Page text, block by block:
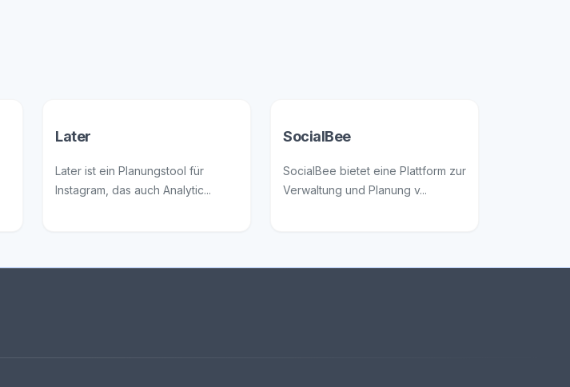
Later
Later ist ein Planungstool für
Instagram, das auch Analytic...
SocialBee
SocialBee bietet eine Plattform zur
Verwaltung und Planung v...